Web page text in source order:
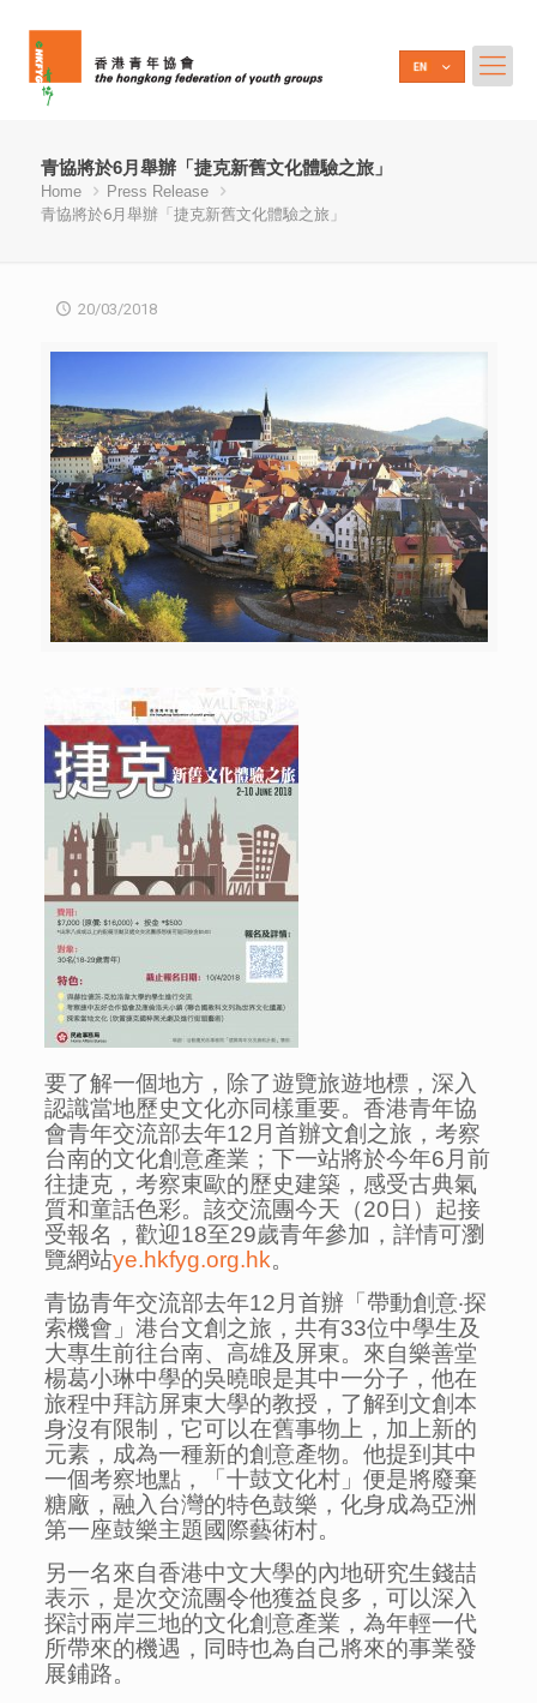
青協將於6月舉辦「捷克新舊文化體驗之旅」
Home
Press Release
青協將於6月舉辦「捷克新舊文化體驗之旅」
20/03/2018
要了解一個地方，除了遊覽旅遊地標，深入
認識當地歷史文化亦同樣重要。香港青年協
會青年交流部去年12月首辦文創之旅，考察
台南的文化創意產業；下一站將於今年6月前
往捷克，考察東歐的歷史建築，感受古典氣
質和童話色彩。該交流團今天（20日）起接
受報名，歡迎18至29歲青年參加，詳情可瀏
覽網站ye.hkfyg.org.hk。
青協青年交流部去年12月首辦「帶動創意‧探
索機會」港台文創之旅，共有33位中學生及
大專生前往台南、高雄及屏東。來自樂善堂
楊葛小琳中學的吳曉㫰是其中一分子，他在
旅程中拜訪屏東大學的教授，了解到文創本
身沒有限制，它可以在舊事物上，加上新的
元素，成為一種新的創意產物。他提到其中
一個考察地點，「十鼓文化村」便是將廢棄
糖廠，融入台灣的特色鼓樂，化身成為亞洲
第一座鼓樂主題國際藝術村。
另一名來自香港中文大學的內地研究生錢喆
表示，是次交流團令他獲益良多，可以深入
探討兩岸三地的文化創意產業，為年輕一代
所帶來的機遇，同時也為自己將來的事業發
展鋪路。